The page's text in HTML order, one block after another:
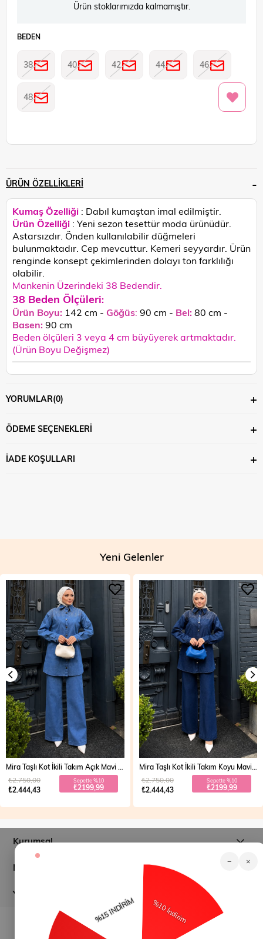
Ürün stoklarımızda kalmamıştır.
BEDEN
38 40 42 44 46
48
ÜRÜN ÖZELLIKLERI
Kumaş Özelliği : Dabıl kumaştan imal edilmiştir.
Ürün Özelliği : Yeni sezon tesettür moda ürünüdür.
Astarsızdır. Önden kullanılabilir düğmeleri
bulunmaktadır. Cep mevcuttur. Kemeri seyyardır. Ürün
renginde konsept çekimlerinden dolayı ton farklılığı
olabilir.
Mankenin Üzerindeki 38 Bedendir.
38 Beden Ölçüleri:
Ürün Boyu: 142 cm - Göğüs: 90 cm - Bel:80 cm -
Basen:90 cm
Beden ölçüleri 3 veya 4 cm büyüyerek artmaktadır.
(Ürün Boyu Değişmez)
YORUMLAR(0)
ÖDEME SEÇENEKLERI
İADE KOŞULLARI
Yeni Gelenler
₺2.444,43
₺2.750,00 Sepette %10
₺2199,99
Mira Taşlı Kot İkili Takım Koyu Mavi 19286
₺2.444,43
₺2.750,00 Sepette %10
₺2199,99
Kurumsal
Müşteri İlişkileri
Yardım
− ×